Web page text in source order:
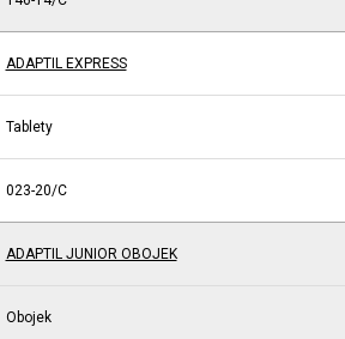
ADAPTIL EXPRESS
Tablety
023-20/C
ADAPTIL JUNIOR OBOJEK
Obojek